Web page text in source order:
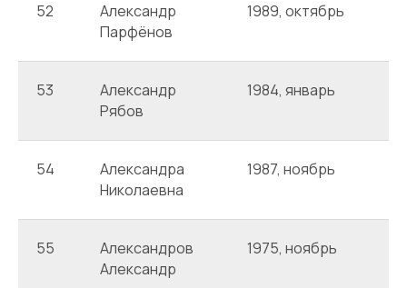
52
Александр
Парфёнов
1989, октябрь
53
Александр
Рябов
1984, январь
54
Александра
Николаевна
1987, ноябрь
55
Александров
Александр
1975, ноябрь